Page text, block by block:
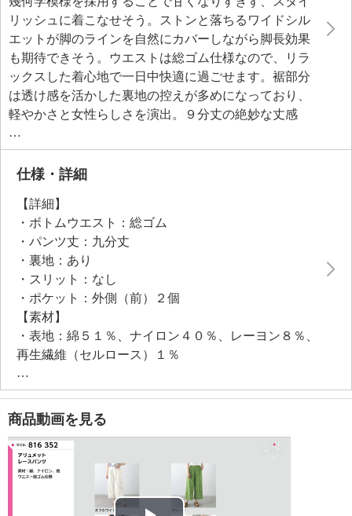
リッシュに着こなせそう。ストンと落ちるワイドシル
エットが脚のラインを自然にカバーしながら脚長効果
も期待できそう。ウエストは総ゴム仕様なので、リラ
ックスした着心地で一日中快適に過ごせます。裾部分
は透け感を活かした裏地の控えが多めになっており、
軽やかさと女性らしさを演出。９分丈の絶妙な丈感
で、重たく見えない洗練された印象に仕上がっていま
す。表地には綿とナイロンを中心とした素材を使用
し、軽やかで通気性も良く、真夏でも涼しく着用可
からモード、ドレッシーなシーンまで幅広く活躍しま
す。
仕様・詳細
【詳細】
・ボトムウエスト：総ゴム
・パンツ丈：九分丈
・裏地：あり
・スリット：なし
・ポケット：外側（前）２個
【素材】
・表地：綿５１％、ナイロン４０％、レーヨン８％、
再生繊維（セルロース）１％
・裏地：ポリエステル１００％
【メンテナンス（絵表示ラベル）】
・洗濯機・手洗い：不可
・漂白処理：塩素系・酸素系漂白不可
・タンブル乾燥：不可
・アイロン仕上げ：可（低温）
・ドライクリーニング：石油系ドライクリーニング可
・ウエットクリーニング：不可
商品動画を見る